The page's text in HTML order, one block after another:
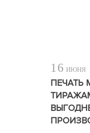
16 ИЮНЯ
ПЕЧАТЬ